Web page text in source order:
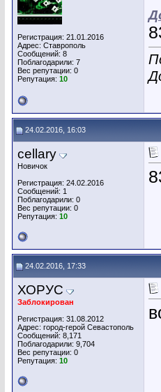
Регистрация: 21.01.2016
Адрес: Ставрополь
Сообщений: 8
Поблагодарили: 7
Вес репутации: 0
Репутация: 10
24.02.2016, 16:03
cellary
Новичок
Регистрация: 24.02.2016
Сообщений: 1
Поблагодарили: 0
Вес репутации: 0
Репутация: 10
24.02.2016, 17:33
ХОРУС
Заблокирован
Регистрация: 31.08.2012
Адрес: город-герой Севастополь
Сообщений: 8,171
Поблагодарили: 9,704
Вес репутации: 0
Репутация: 10